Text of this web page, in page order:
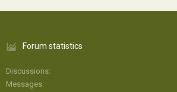
Forum statistics
Discussions
Messages